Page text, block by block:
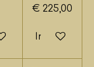
€ 225,00
In